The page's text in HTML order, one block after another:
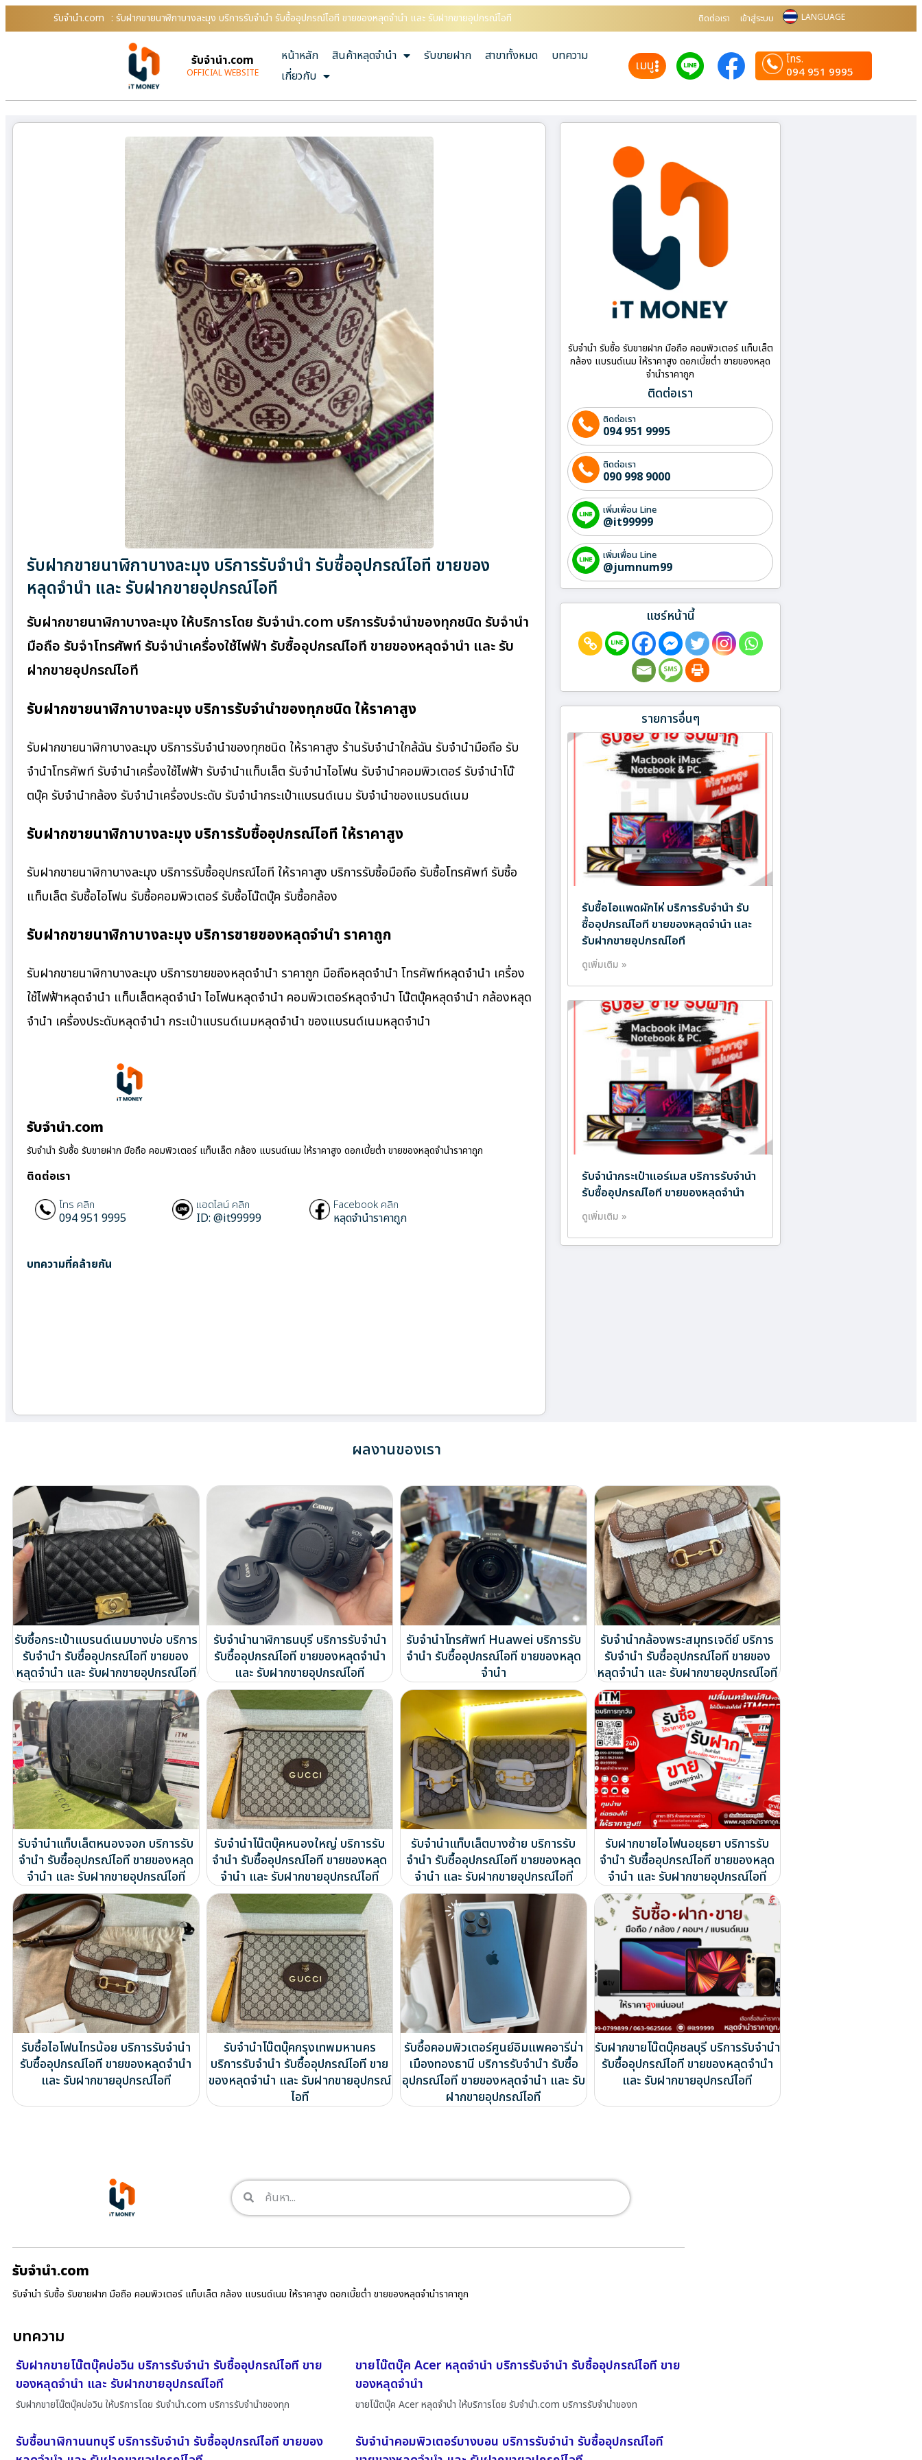
รับจํานํา.com : รับฝากขายนาฬิกาบางละมุง บริการรับจำนำ รับซื้ออุปกรณ์ไอที ขายของหลุดจำนำ และ รับฝากขายอุปกรณ์ไอที ติดต่อเรา เข้าสู่ระบบ LANGUAGE
รับจํานํา.com
OFFICIAL WEBSITE
หน้าหลัก สินค้าหลุดจำนำ รับขายฝาก สาขาทั้งหมด
บทความ
เกี่ยวกับ
เมนู
โทร.
094 951 9995
รับฝากขายนาฬิกาบางละมุง บริการรับจำนำ รับซื้ออุปกรณ์ไอที ขายของ
หลุดจำนำ และ รับฝากขายอุปกรณ์ไอที
รับฝากขายนาฬิกาบางละมุง ให้บริการโดย รับจํานํา.com บริการรับจำนำของทุกชนิด รับจำนำ
มือถือ รับจำโทรศัพท์ รับจำนำเครื่องใช้ไฟฟ้า รับซื้ออุปกรณ์ไอที ขายของหลุดจำนำ และ รับ
ฝากขายอุปกรณ์ไอที
รับฝากขายนาฬิกาบางละมุง บริการรับจำนำของทุกชนิด ให้ราคาสูง
รับฝากขายนาฬิกาบางละมุง บริการรับจำนำของทุกชนิด ให้ราคาสูง ร้านรับจํานําใกล้ฉัน รับจำนำมือถือ รับ
จำนำโทรศัพท์ รับจำนำเครื่องใช้ไฟฟ้า รับจำนำแท็บเล็ต รับจำนำไอโฟน รับจำนำคอมพิวเตอร์ รับจำนำโน๊
ตบุ๊ค รับจำนำกล้อง รับจำนำเครื่องประดับ รับจำนำกระเป๋าแบรนด์เนม รับจำนำของแบรนด์เนม
รับฝากขายนาฬิกาบางละมุง บริการรับซื้ออุปกรณ์ไอที ให้ราคาสูง
รับฝากขายนาฬิกาบางละมุง บริการรับซื้ออุปกรณ์ไอที ให้ราคาสูง บริการรับซื้อมือถือ รับซื้อโทรศัพท์ รับซื้อ
แท็บเล็ต รับซื้อไอโฟน รับซื้อคอมพิวเตอร์ รับซื้อโน๊ตบุ๊ค รับซื้อกล้อง
รับฝากขายนาฬิกาบางละมุง บริการขายของหลุดจำนำ ราคาถูก
รับฝากขายนาฬิกาบางละมุง บริการขายของหลุดจำนำ ราคาถูก มือถือหลุดจำนำ โทรศัพท์หลุดจำนำ เครื่อง
ใช้ไฟฟ้าหลุดจำนำ แท็บเล็ตหลุดจำนำ ไอโฟนหลุดจำนำ คอมพิวเตอร์หลุดจำนำ โน๊ตบุ๊คหลุดจำนำ กล้องหลุด
จำนำ เครื่องประดับหลุดจำนำ กระเป๋าแบรนด์เนมหลุดจำนำ ของแบรนด์เนมหลุดจำนำ
รับจํานํา.com
รับจำนำ รับซื้อ รับขายฝาก มือถือ คอมพิวเตอร์ แท็บเล็ต กล้อง แบรนด์เนม ให้ราคาสูง ดอกเบี้ยต่ำ ขายของหลุดจำนำราคาถูก
ติดต่อเรา
โทร คลิก
094 951 9995
แอดไลน์ คลิก
ID: @it99999
Facebook คลิก
หลุดจำนำราคาถูก
บทความที่คล้ายกัน
รับจำนำ รับซื้อ รับขายฝาก มือถือ คอมพิวเตอร์ แท็บเล็ต
กล้อง แบรนด์เนม ให้ราคาสูง ดอกเบี้ยต่ำ ขายของหลุด
จำนำราคาถูก
ติดต่อเรา
ติดต่อเรา
094 951 9995
ติดต่อเรา
090 998 9000
เพิ่มเพื่อน Line
@it99999
เพิ่มเพื่อน Line
@jumnum99
แชร์หน้านี้
รายการอื่นๆ
รับซื้อไอแพดผักไห่ บริการรับจำนำ รับ
ซื้ออุปกรณ์ไอที ขายของหลุดจำนำ และ
รับฝากขายอุปกรณ์ไอที
ดูเพิ่มเติม »
รับจำนำกระเป๋าแอร์เมส บริการรับจำนำ
รับซื้ออุปกรณ์ไอที ขายของหลุดจำนำ
ดูเพิ่มเติม »
ผลงานของเรา
รับซื้อกระเป๋าแบรนด์เนมบางบ่อ บริการ
รับจำนำ รับซื้ออุปกรณ์ไอที ขายของ
หลุดจำนำ และ รับฝากขายอุปกรณ์ไอที
รับจำนำนาฬิกาธนบุรี บริการรับจำนำ
รับซื้ออุปกรณ์ไอที ขายของหลุดจำนำ
และ รับฝากขายอุปกรณ์ไอที
รับจำนำโทรศัพท์ Huawei บริการรับ
จำนำ รับซื้ออุปกรณ์ไอที ขายของหลุด
จำนำ
รับจำนำกล้องพระสมุทรเจดีย์ บริการ
รับจำนำ รับซื้ออุปกรณ์ไอที ขายของ
หลุดจำนำ และ รับฝากขายอุปกรณ์ไอที
รับจำนำแท็บเล็ตหนองจอก บริการรับ
จำนำ รับซื้ออุปกรณ์ไอที ขายของหลุด
จำนำ และ รับฝากขายอุปกรณ์ไอที
รับจำนำโน๊ตบุ๊คหนองใหญ่ บริการรับ
จำนำ รับซื้ออุปกรณ์ไอที ขายของหลุด
จำนำ และ รับฝากขายอุปกรณ์ไอที
รับจำนำแท็บเล็ตบางซ้าย บริการรับ
จำนำ รับซื้ออุปกรณ์ไอที ขายของหลุด
จำนำ และ รับฝากขายอุปกรณ์ไอที
รับฝากขายไอโฟนอยุธยา บริการรับ
จำนำ รับซื้ออุปกรณ์ไอที ขายของหลุด
จำนำ และ รับฝากขายอุปกรณ์ไอที
รับซื้อไอโฟนไทรน้อย บริการรับจำนำ
รับซื้ออุปกรณ์ไอที ขายของหลุดจำนำ
และ รับฝากขายอุปกรณ์ไอที
รับจำนำโน๊ตบุ๊คกรุงเทพมหานคร
บริการรับจำนำ รับซื้ออุปกรณ์ไอที ขาย
ของหลุดจำนำ และ รับฝากขายอุปกรณ์
ไอที
รับซื้อคอมพิวเตอร์ศูนย์อิมแพคอารีน่า
เมืองทองธานี บริการรับจำนำ รับซื้อ
อุปกรณ์ไอที ขายของหลุดจำนำ และ รับ
ฝากขายอุปกรณ์ไอที
รับฝากขายโน๊ตบุ๊คชลบุรี บริการรับจำนำ
รับซื้ออุปกรณ์ไอที ขายของหลุดจำนำ
และ รับฝากขายอุปกรณ์ไอที
รับจํานํา.com
รับจำนำ รับซื้อ รับขายฝาก มือถือ คอมพิวเตอร์ แท็บเล็ต กล้อง แบรนด์เนม ให้ราคาสูง ดอกเบี้ยต่ำ ขายของหลุดจำนำราคาถูก
บทความ
รับฝากขายโน๊ตบุ๊คบ่อวิน บริการรับจำนำ รับซื้ออุปกรณ์ไอที ขาย
ของหลุดจำนำ และ รับฝากขายอุปกรณ์ไอที
รับฝากขายโน๊ตบุ๊คบ่อวิน ให้บริการโดย รับจํานํา.com บริการรับจำนำของทุก
ขายโน๊ตบุ๊ค Acer หลุดจำนำ บริการรับจำนำ รับซื้ออุปกรณ์ไอที ขาย
ของหลุดจำนำ
ขายโน๊ตบุ๊ค Acer หลุดจำนำ ให้บริการโดย รับจํานํา.com บริการรับจำนำของท
รับซื้อนาฬิกานนทบุรี บริการรับจำนำ รับซื้ออุปกรณ์ไอที ขายของ
รับจำนำคอมพิวเตอร์บางบอน บริการรับจำนำ รับซื้ออุปกรณ์ไอที